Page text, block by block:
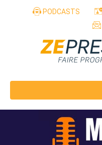
Aller au contenu
PODCASTS